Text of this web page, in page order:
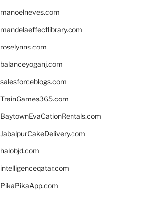
manoelneves.com
mandelaeffectlibrary.com
roselynns.com
balanceyoganj.com
salesforceblogs.com
TrainGames365.com
BaytownEvaCationRentals.com
JabalpurCakeDelivery.com
halobjd.com
intelligenceqatar.com
PikaPikaApp.com